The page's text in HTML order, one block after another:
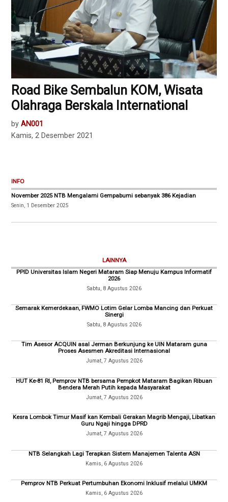
Road Bike Sembalun KOM, Wisata
Olahraga Berskala International
by AN001
Kamis, 2 Desember 2021
INFO
November 2025 NTB Mengalami Gempabumi sebanyak 386 Kejadian
Senin, 1 Desember 2025
LAINNYA
PPID Universitas Islam Negeri Mataram Siap Menuju Kampus Informatif
2026
Sabtu, 8 Agustus 2026
Semarak Kemerdekaan, FWMO Lotim Gelar Lomba Mancing dan Perkuat
Sinergi
Sabtu, 8 Agustus 2026
Tim Asesor ACQUIN asal Jerman Berkunjung ke UIN Mataram guna
Proses Asesmen Akreditasi Internasional
Jumat, 7 Agustus 2026
HUT Ke-81 RI, Pemprov NTB bersama Pempkot Mataram Bagikan Ribuan
Bendera Merah Putih kepada Masyarakat
Jumat, 7 Agustus 2026
Kesra Lombok Timur Masif kan Kembali Gerakan Magrib Mengaji, Libatkan
Guru Ngaji hingga DPRD
Jumat, 7 Agustus 2026
NTB Selangkah Lagi Terapkan Sistem Manajemen Talenta ASN
Kamis, 6 Agustus 2026
Pemprov NTB Perkuat Pertumbuhan Ekonomi Inklusif melalui UMKM
Kamis, 6 Agustus 2026